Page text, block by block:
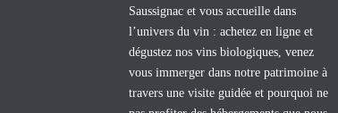
Saussignac et vous accueille dans
l’univers du vin : achetez en ligne et
dégustez nos vins biologiques, venez
vous immerger dans notre patrimoine à
travers une visite guidée et pourquoi ne